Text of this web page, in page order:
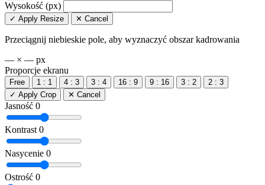
Wysokość (px)
✓ Apply Resize ✕ Cancel
Przeciągnij niebieskie pole, aby wyznaczyć obszar kadrowania
— × — px
Proporcje ekranu
Free 1 : 1 4 : 3 3 : 4 16 : 9 9 : 16 3 : 2
2 : 3
✓ Apply Crop
✕ Cancel
Jasność 0
Kontrast 0
Nasycenie 0
Ostrość 0